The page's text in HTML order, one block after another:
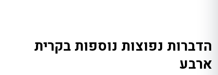
הדברות נפוצות נוספות בקרית
ארבע